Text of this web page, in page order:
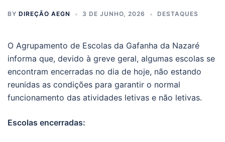
BY DIREÇÃO AEGN 3 DE JUNHO, 2026 DESTAQUES
O Agrupamento de Escolas da Gafanha da Nazaré
informa que, devido à greve geral, algumas escolas se
encontram encerradas no dia de hoje, não estando
reunidas as condições para garantir o normal
funcionamento das atividades letivas e não letivas.
Escolas encerradas: